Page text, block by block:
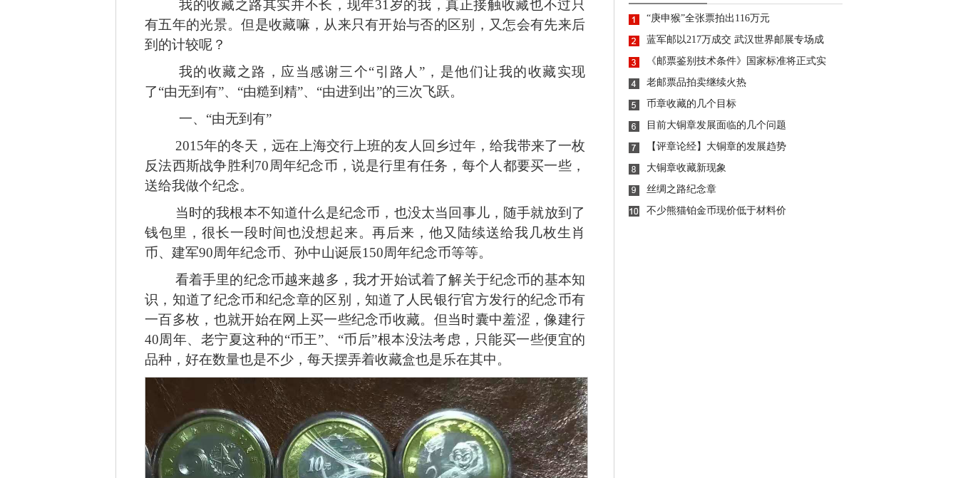
我的收藏之路其实并不长，现年31岁的我，真正接触收藏也不过只
有五年的光景。但是收藏嘛，从来只有开始与否的区别，又怎会有先来后
到的计较呢？
我的收藏之路，应当感谢三个“引路人”，是他们让我的收藏实现
了“由无到有”、“由糙到精”、“由进到出”的三次飞跃。
一、 “由无到有”
2015年的冬天，远在上海交行上班的友人回乡过年，给我带来了一枚
反法西斯战争胜利70周年纪念币，说是行里有任务，每个人都要买一些，
送给我做个纪念。
当时的我根本不知道什么是纪念币，也没太当回事儿，随手就放到了
钱包里，很长一段时间也没想起来。再后来，他又陆续送给我几枚生肖
币、建军90周年纪念币、孙中山诞辰150周年纪念币等等。
看着手里的纪念币越来越多，我才开始试着了解关于纪念币的基本知
识，知道了纪念币和纪念章的区别，知道了人民银行官方发行的纪念币有
一百多枚，也就开始在网上买一些纪念币收藏。但当时囊中羞涩，像建行
40周年、老宁夏这种的“币王”、“币后”根本没法考虑，只能买一些便宜的
品种，好在数量也是不少，每天摆弄着收藏盒也是乐在其中。
“庚申猴”全张票拍出116万元
蓝军邮以217万成交 武汉世界邮展专场成
《邮票鉴别技术条件》国家标准将正式实
老邮票品拍卖继续火热
币章收藏的几个目标
目前大铜章发展面临的几个问题
【评章论经】大铜章的发展趋势
大铜章收藏新现象
丝绸之路纪念章
不少熊猫铂金币现价低于材料价